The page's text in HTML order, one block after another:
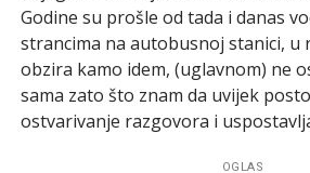
Godine su prošle od tada i danas
strancima na autobusnoj stanici, u
obzira kamo idem, (uglavnom) ne
sama zato što znam da uvijek
ostvarivanje razgovora i
OGLAS